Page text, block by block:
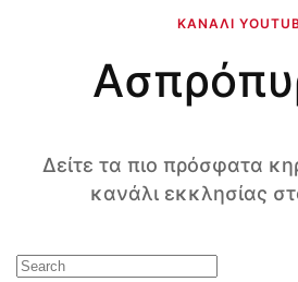
ΚΑΝΆΛΙ
Δείτε τα πιο πρόσφατα
κανάλι εκκλησίας